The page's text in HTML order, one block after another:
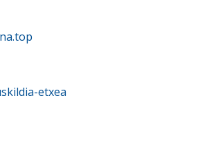
etxea